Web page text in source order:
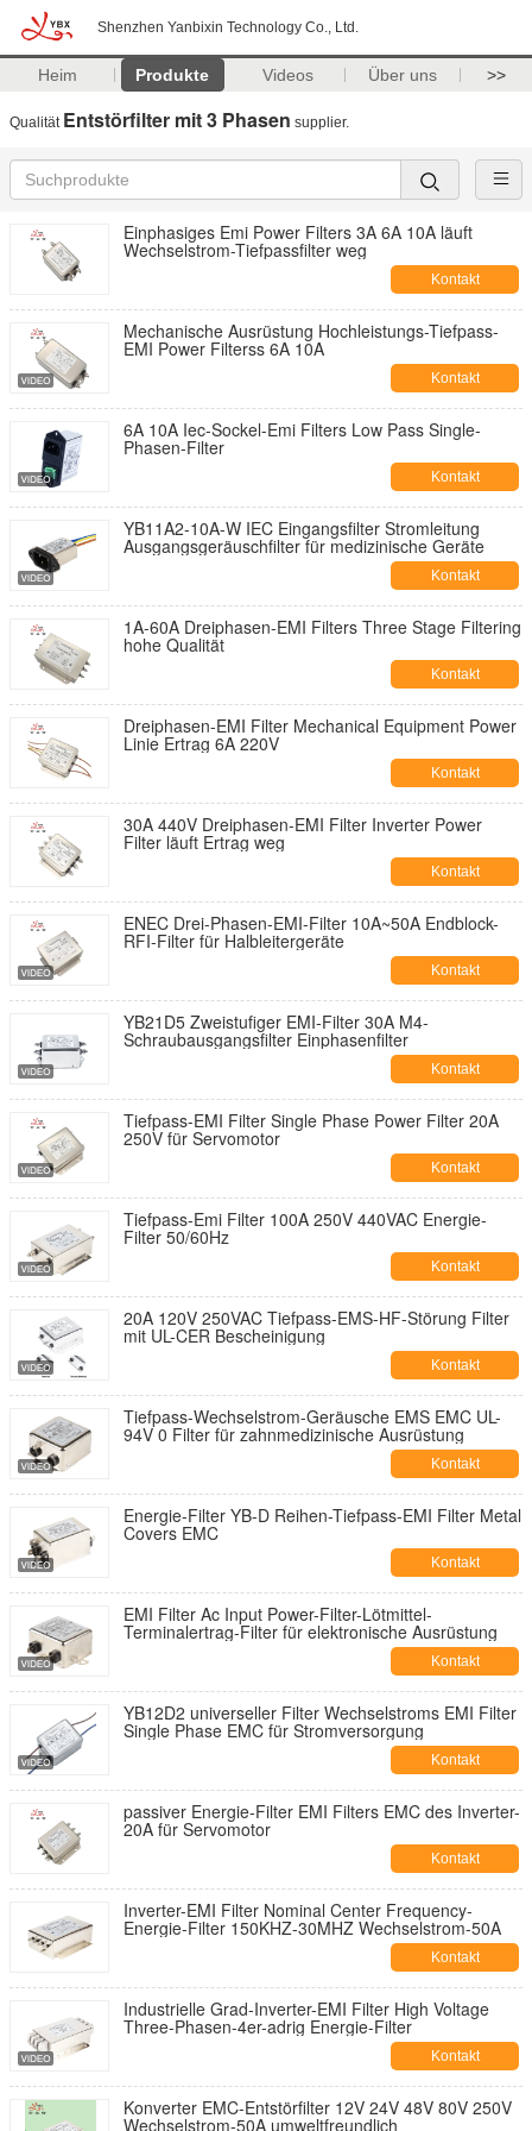
Shenzhen Yanbixin Technology Co., Ltd.
Heim Produkte Videos Über uns >>
Qualität Entstörfilter mit 3 Phasen supplier.
Einphasiges Emi Power Filters 3A 6A 10A läuft
Wechselstrom-Tiefpassfilter weg
Kontakt
Mechanische Ausrüstung Hochleistungs-Tiefpass-
EMI Power Filterss 6A 10A
Kontakt
6A 10A Iec-Sockel-Emi Filters Low Pass Single-
Phasen-Filter
Kontakt
YB11A2-10A-W IEC Eingangsfilter Stromleitung
Ausgangsgeräuschfilter für medizinische Geräte
Kontakt
1A-60A Dreiphasen-EMI Filters Three Stage Filtering
hohe Qualität
Kontakt
Dreiphasen-EMI Filter Mechanical Equipment Power
Linie Ertrag 6A 220V
Kontakt
30A 440V Dreiphasen-EMI Filter Inverter Power
Filter läuft Ertrag weg
Kontakt
ENEC Drei-Phasen-EMI-Filter 10A~50A Endblock-
RFI-Filter für Halbleitergeräte
Kontakt
YB21D5 Zweistufiger EMI-Filter 30A M4-
Schraubausgangsfilter Einphasenfilter
Kontakt
Tiefpass-EMI Filter Single Phase Power Filter 20A
250V für Servomotor
Kontakt
Tiefpass-Emi Filter 100A 250V 440VAC Energie-
Filter 50/60Hz
Kontakt
20A 120V 250VAC Tiefpass-EMS-HF-Störung Filter
mit UL-CER Bescheinigung
Kontakt
Tiefpass-Wechselstrom-Geräusche EMS EMC UL-
94V 0 Filter für zahnmedizinische Ausrüstung
Kontakt
Energie-Filter YB-D Reihen-Tiefpass-EMI Filter Metal
Covers EMC
Kontakt
EMI Filter Ac Input Power-Filter-Lötmittel-
Terminalertrag-Filter für elektronische Ausrüstung
Kontakt
YB12D2 universeller Filter Wechselstroms EMI Filter
Single Phase EMC für Stromversorgung
Kontakt
passiver Energie-Filter EMI Filters EMC des Inverter-
20A für Servomotor
Kontakt
Inverter-EMI Filter Nominal Center Frequency-
Energie-Filter 150KHZ-30MHZ Wechselstrom-50A
Kontakt
Industrielle Grad-Inverter-EMI Filter High Voltage
Three-Phasen-4er-adrig Energie-Filter
Kontakt
Konverter EMC-Entstörfilter 12V 24V 48V 80V 250V
Wechselstrom-50A umweltfreundlich